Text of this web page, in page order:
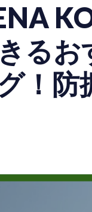
るお
！防